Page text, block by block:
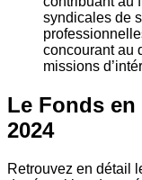
syndicales de
concourant au
missions
Le Fonds
2024
Retrouvez en détail